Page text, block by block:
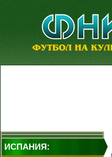
ИСПАНИЯ: